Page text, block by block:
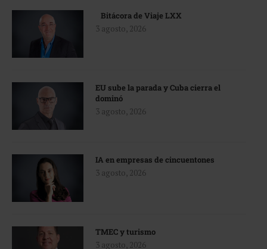
Bitácora de Viaje LXX
3 agosto, 2026
EU sube la parada y Cuba cierra el
dominó
3 agosto, 2026
IA en empresas de cincuentones
3 agosto, 2026
TMEC y turismo
3 agosto, 2026